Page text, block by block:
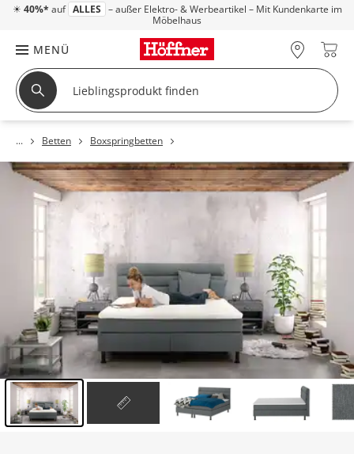
☀ 40%* auf ALLES – außer Elektro- & Werbeartikel – Mit Kundenkarte im
Möbelhaus
MENÜ
Betten Boxspringbetten